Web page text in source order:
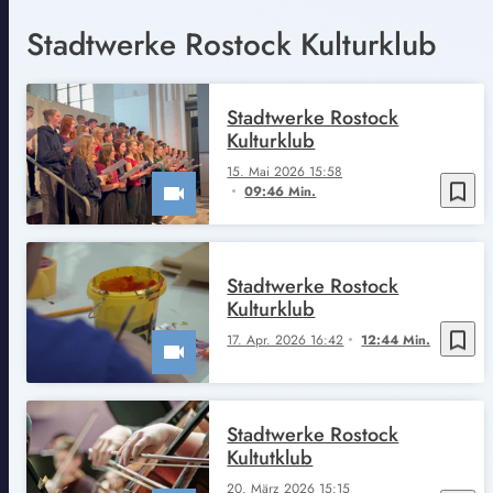
Stadtwerke Rostock Kulturklub
bookmark_border
15. Mai 2026 15:58
09:46 Min.
Stadtwerke Rostock
Kulturklub
bookmark_border
17. Apr. 2026 16:42 12:44 Min.
Stadtwerke Rostock
Kulturklub
20. März 2026 15:15
Stadtwerke Rostock
Kultutklub